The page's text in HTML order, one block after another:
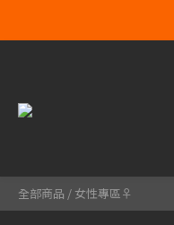
全部商品 / 女性專區♀️